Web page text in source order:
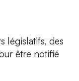
législatifs, des
être notifié